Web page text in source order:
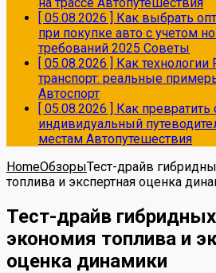
[ 05.08.2026 ] Как выбрать
при покупке авто с учетом
требований 2025 Советы
[ 05.08.2026 ] Как
транспорт: реальные
Автоспорт
[ 05.08.2026 ] Как
индивидуальный
местам Автопутешествия
HomeОбзорыТест-драйв
топлива и экспертная оценка
Тест-драйв
экономия топлива и
оценка динамики